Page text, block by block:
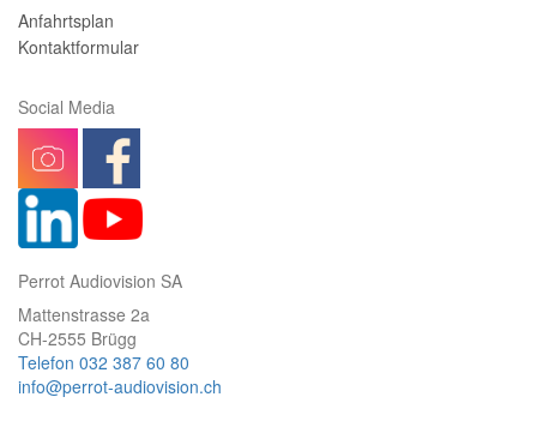
Anfahrtsplan
Kontaktformular
Social Media
Perrot Audiovision SA
Mattenstrasse 2a
CH-2555 Brügg
Telefon 032 387 60 80
info@perrot-audiovision.ch